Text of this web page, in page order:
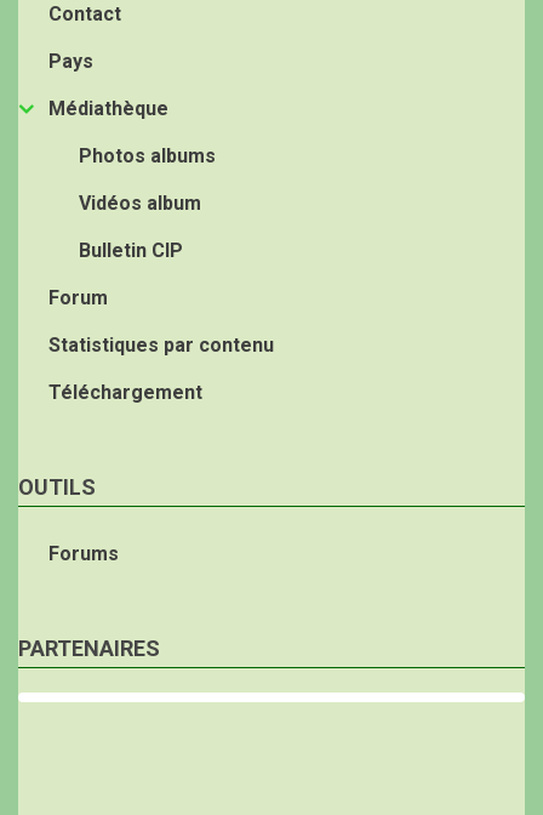
Contact
Pays
Médiathèque
Photos albums
Vidéos album
Bulletin CIP
Forum
Statistiques par contenu
Téléchargement
OUTILS
Forums
PARTENAIRES